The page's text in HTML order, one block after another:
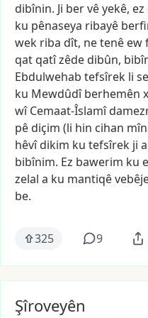
dibînin. Ji bervêyekê, ez
ku pênaseya ribayê
wek riba dît, netenê ew
qat qatîzêde dibûn,
Ebdulwehab tefsîrek li
ku Mewdûdî berhemên
wî Cemaat-Îslamî
pê diçim (li hin cihan
hêvî dikim ku tefsîrek ji
bibînim. Ez bawerim ku
zelal a ku mantiqê
be.
325 9
Şîroveyên